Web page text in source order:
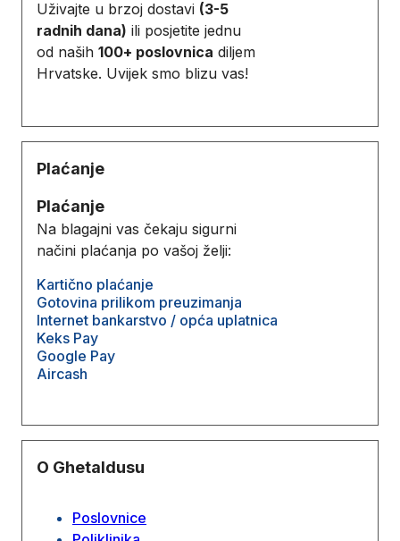
Uživajte u brzoj dostavi (3-5
radnih dana) ili posjetite jednu
od naših 100+ poslovnica diljem
Hrvatske. Uvijek smo blizu vas!
Plaćanje
Plaćanje
Na blagajni vas čekaju sigurni
načini plaćanja po vašoj želji:
Kartično plaćanje
Gotovina prilikom preuzimanja
Internet bankarstvo / opća uplatnica
Keks Pay
Google Pay
Aircash
O Ghetaldusu
Poslovnice